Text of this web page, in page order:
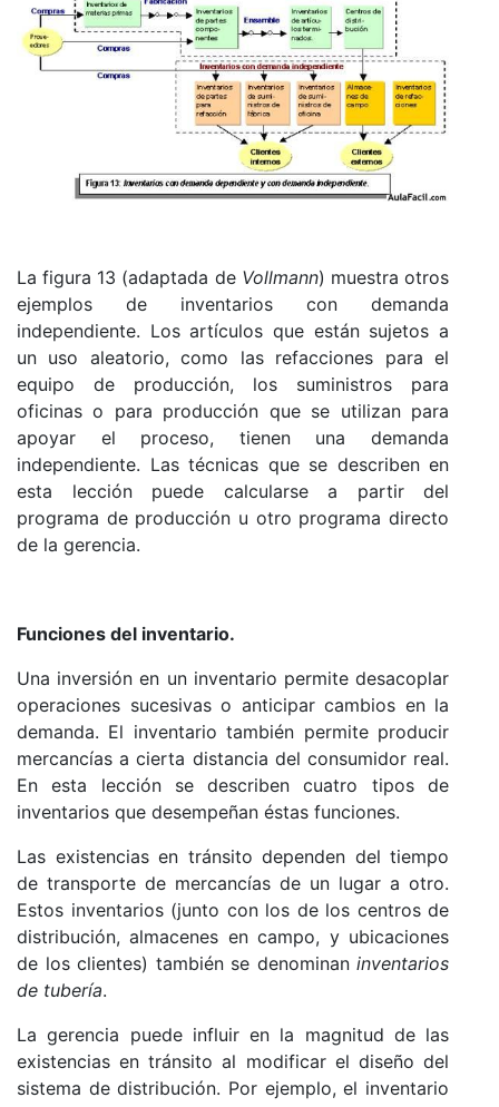
La figura 13 (adaptada de Vollmann) muestra otros
ejemplos de inventarios con demanda
independiente. Los artículos que están sujetos a
un uso aleatorio, como las refacciones para el
equipo de producción, los suministros para
oficinas o para producción que se utilizan para
apoyar el proceso, tienen una demanda
independiente. Las técnicas que se describen en
esta lección puede calcularse a partir del
programa de producción u otro programa directo
de la gerencia.
Funciones del inventario.
Una inversión en un inventario permite desacoplar
operaciones sucesivas o anticipar cambios en la
demanda. El inventario también permite producir
mercancías a cierta distancia del consumidor real.
En esta lección se describen cuatro tipos de
inventarios que desempeñan éstas funciones.
Las existencias en tránsito dependen del tiempo
de transporte de mercancías de un lugar a otro.
Estos inventarios (junto con los de los centros de
distribución, almacenes en campo, y ubicaciones
de los clientes) también se denominan inventarios
de tubería.
La gerencia puede influir en la magnitud de las
existencias en tránsito al modificar el diseño del
sistema de distribución. Por ejemplo, el inventario